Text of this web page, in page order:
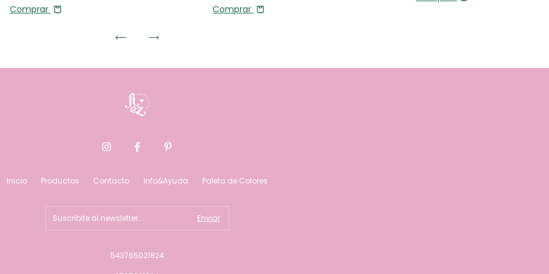
Comprar Comprar
Inicio Productos Contacto Info&Ayuda Paleta de Colores
543765021824